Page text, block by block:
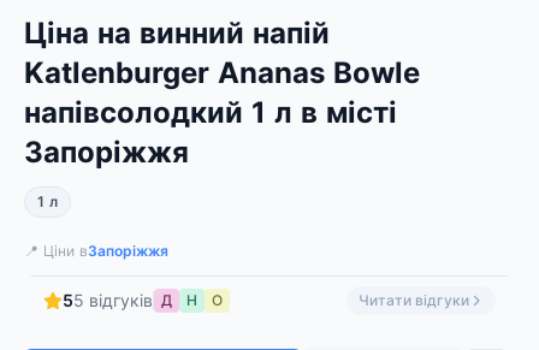
Ціна на винний напій
Katlenburger Ananas Bowle
напівсолодкий 1 л в місті
Запоріжжя
1 л
📍 Ціни вЗапоріжжя
55 відгуків Д Н О Читати відгуки